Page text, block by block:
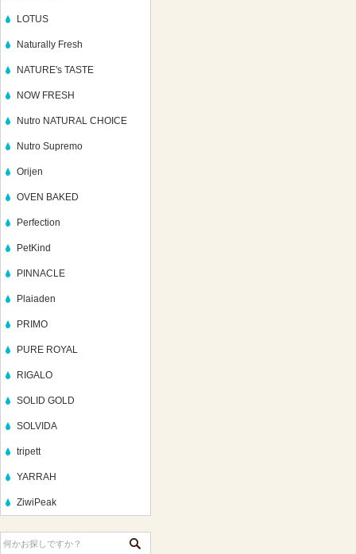
LOTUS
Naturally Fresh
NATURE's TASTE
NOW FRESH
Nutro NATURAL CHOICE
Nutro Supremo
Orijen
OVEN BAKED
Perfection
PetKind
PINNACLE
Plaiaden
PRIMO
PURE ROYAL
RIGALO
SOLID GOLD
SOLVIDA
tripett
YARRAH
ZiwiPeak